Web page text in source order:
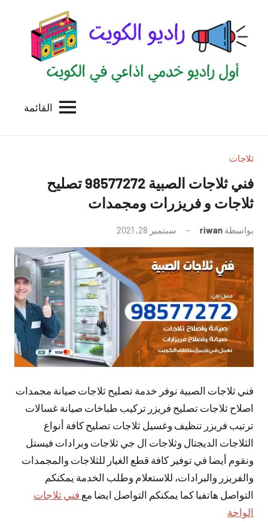
المحتوى
الكويت
للاعلانات
بالكويت
القائمة
ثلاجات
فني ثلاجات الصبية 98577272 تصليح
ثلاجات و فريزرات ومجمدات
بواسطة riwan سبتمبر 28, 2021
توجد
تعليقات
فني ثلاجات الصبية نوفر خدمة تصليح ثلاجات صيانة مجمدات
اصلاح ثلاجات تصليح فريزر تركيب طباخات صيانة غسالات
ترتيب فريزر تنظيف وغسيل ثلاجات تصليح كافة أنواع
الثلاجات الديجتال وثلاجات ال جي ثلاجات وبرادات فيستل
ونقوم أيضا في توفير كافة قطع الغيار للثلاجات والمجمدات
والفريزر والبرادات، للاستعلام وطلب الخدمة يمكنكم
التواصل هاتفيا كما يمكنكم التواصل ايضا مع فني ثلاجات
الواحة